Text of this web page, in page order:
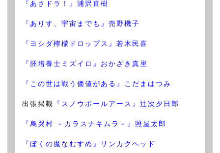
『あさドラ！』浦沢直樹
『ありす、宇宙までも』売野機子
『ヨシダ檸檬ドロップス』若木民喜
『胚培養士ミズイロ』おかざき真里
『この世は戦う価値がある』こだまはつみ
出張掲載 『スノウボールアース』辻次夕日郎
『烏哭村 －カラスナキムラ－』照屋太郎
『ぼくの魔なむすめ』サンカクヘッド